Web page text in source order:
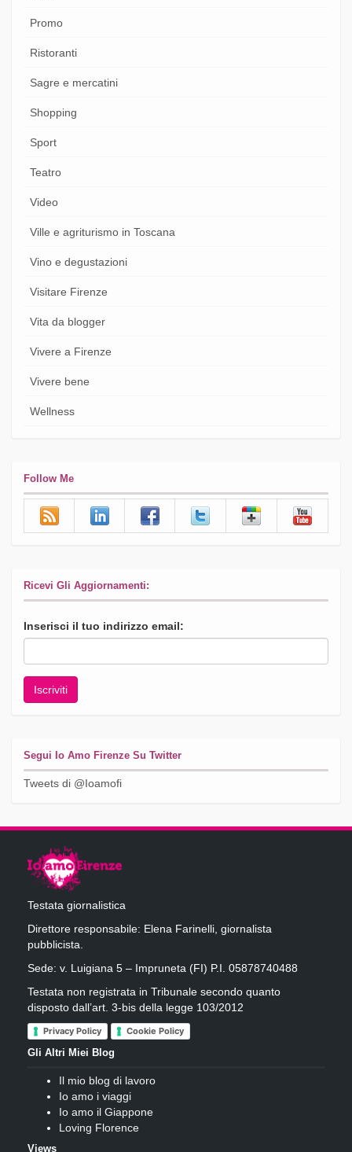
Promo
Ristoranti
Sagre e mercatini
Shopping
Sport
Teatro
Video
Ville e agriturismo in Toscana
Vino e degustazioni
Visitare Firenze
Vita da blogger
Vivere a Firenze
Vivere bene
Wellness
Follow Me
Ricevi Gli Aggiornamenti:
Inserisci il tuo indirizzo email:
Segui Io Amo Firenze Su Twitter
Tweets di @Ioamofi
Testata giornalistica
Direttore responsabile: Elena Farinelli, giornalista
pubblicista.
Sede: v. Luigiana 5 – Impruneta (FI) P.I. 05878740488
Testata non registrata in Tribunale secondo quanto
disposto dall’art. 3-bis della legge 103/2012
Privacy Policy Cookie Policy
Gli Altri Miei Blog
Il mio blog di lavoro
Io amo i viaggi
Io amo il Giappone
Loving Florence
Views